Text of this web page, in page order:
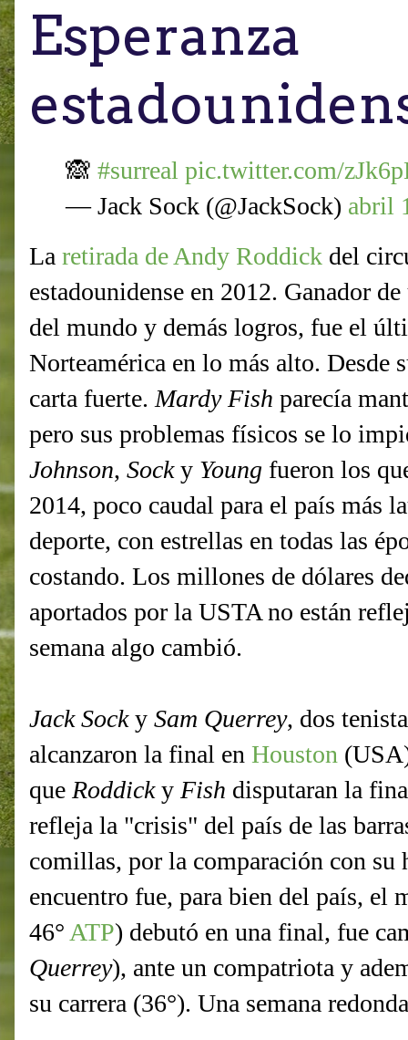
Esperanza
🙈 #surreal pic.twitter.com/
— Jack Sock (@JackSock) abril
La retirada de Andy Roddick del
estadounidense en 2012. Ganador
del mundo y demás logros, fue el
Norteamérica en lo más alto. Desde
carta fuerte. Mardy Fish parecía
pero sus problemas físicos se lo
Johnson, Socky Young fueron los
2014, poco caudal para el país más
deporte, con estrellas en todas las
costando. Los millones de dólares
aportados por la USTA no están
semana algo cambió.
Jack Socky Sam Querrey, dos
alcanzaron la final en Houston
que Roddicky Fish disputaran la
refleja la "crisis" del país de las
comillas, por la comparación con su
encuentro fue, para bien del país, el
46° ATP) debutó en una final, fue
Querrey), ante un compatriota y
su carrera (36°). Una semana